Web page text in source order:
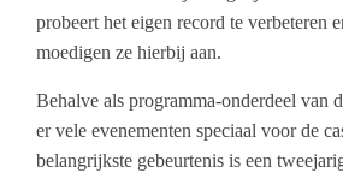
probeert het eigen record te verbeteren
moedigen ze hierbij aan.
Behalve als programma-onderdeel van
er vele evenementen speciaal voor de
belangrijkste gebeurtenis is een